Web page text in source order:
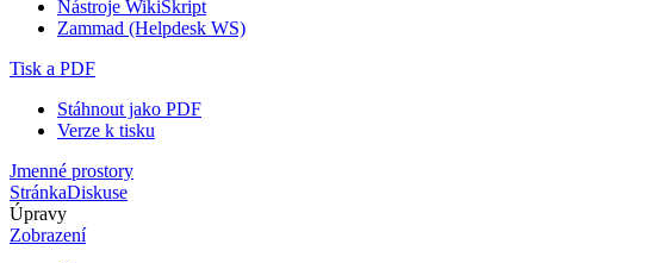
Nástroje WikiSkript
Zammad (Helpdesk WS)
Tisk a PDF
Stáhnout jako PDF
Verze k tisku
Jmenné prostory
StránkaDiskuse
Úpravy
Zobrazení